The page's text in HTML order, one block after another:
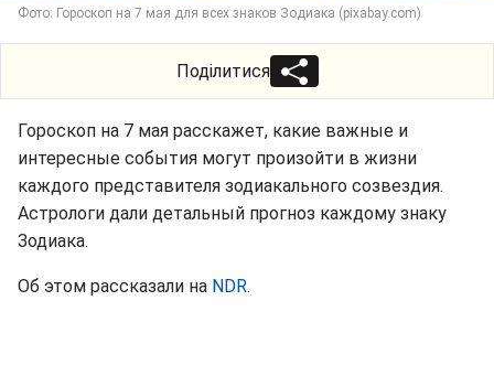
Фото: Гороскоп на 7 мая для всех знаков Зодиака (pixabay.com)
Поділитися
Гороскоп на 7 мая расскажет, какие важные и
интересные события могут произойти в жизни
каждого представителя зодиакального созвездия.
Астрологи дали детальный прогноз каждому знаку
Зодиака.
Об этом рассказали на NDR.